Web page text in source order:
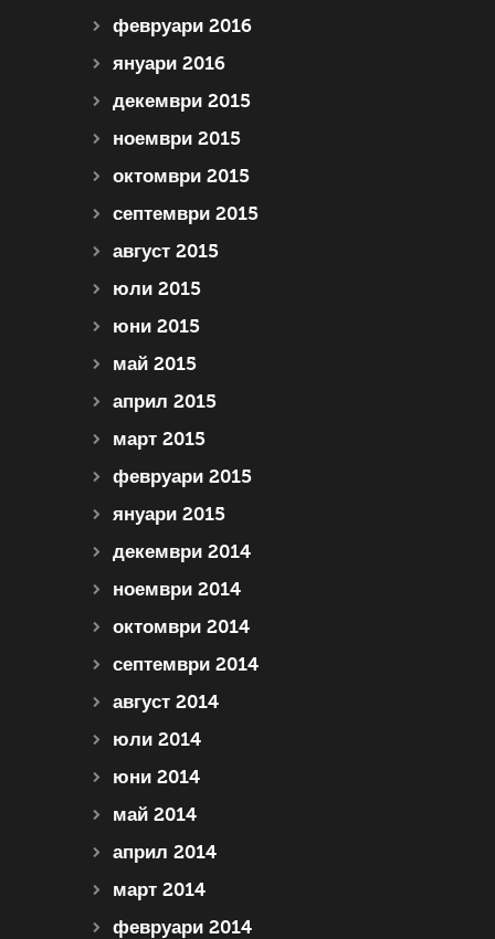
февруари 2016
януари 2016
декември 2015
ноември 2015
октомври 2015
септември 2015
август 2015
юли 2015
юни 2015
май 2015
април 2015
март 2015
февруари 2015
януари 2015
декември 2014
ноември 2014
октомври 2014
септември 2014
август 2014
юли 2014
юни 2014
май 2014
април 2014
март 2014
февруари 2014